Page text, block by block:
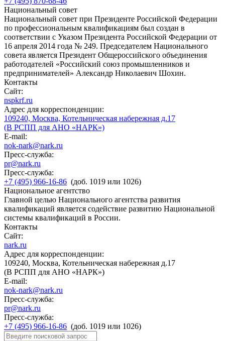
Национальный совет
Национальный совет при Президенте Российской Федерации
по профессиональным квалификациям был создан в
соответствии с Указом Президента Российской Федерации от
16 апреля 2014 года № 249. Председателем Национального
совета является Президент Общероссийского объединения
работодателей «Российский союз промышленников и
предпринимателей» Александр Николаевич Шохин.
Контакты
Сайт:
nspkrf.ru
Адрес для корреспонденции:
109240, Москва, Котельническая набережная д.17
(В РСПП для АНО «НАРК»)
E-mail:
nok-nark@nark.ru
Пресс-служба:
pr@nark.ru
Пресс-служба:
+7 (495) 966-16-86 (доб. 1019 или 1026)
Национальное агентство
Главной целью Национального агентства развития
квалификаций является содействие развитию Национальной
системы квалификаций в России.
Контакты
Сайт:
nark.ru
Адрес для корреспонденции:
109240, Москва, Котельническая набережная д.17
(В РСПП для АНО «НАРК»)
E-mail:
nok-nark@nark.ru
Пресс-служба:
pr@nark.ru
Пресс-служба:
+7 (495) 966-16-86 (доб. 1019 или 1026)